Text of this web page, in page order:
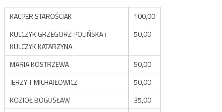
KACPER STAROŚCIAK
100,00
KULCZYK GRZEGORZ POLIŃSKA i
KULCZYK KATARZYNA
50,00
MARIA KOSTRZEWA
50,00
JERZY T MICHAJŁOWICZ
50,00
KOZIOŁ BOGUSŁAW
35,00